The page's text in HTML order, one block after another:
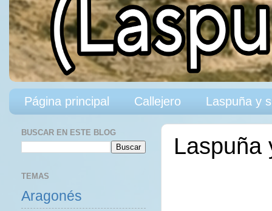
Página principal Callejero Laspuña y
Laspuña
BUSCAR EN ESTE BLOG
TEMAS
Aragonés